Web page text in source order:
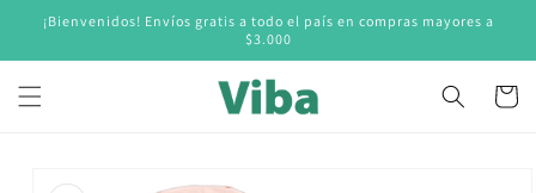
directamente
¡Bienvenidos! Envíos gratis a todo el país en compras mayores a
$3.000
Carrito